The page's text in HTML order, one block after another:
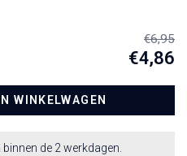
€6,95
€4,86
WINKELWAGEN
de 2 werkdagen.